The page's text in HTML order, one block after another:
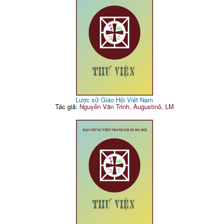
Lược sử Giáo Hội Việt Nam
Tác giả: Nguyễn Văn Trinh, Augustinô, LM